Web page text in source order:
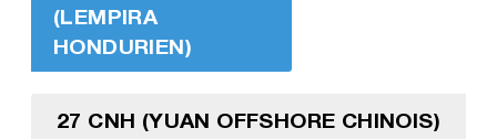
(LEMPIRA
HONDURIEN)
27 CNH (YUAN OFFSHORE CHINOIS)